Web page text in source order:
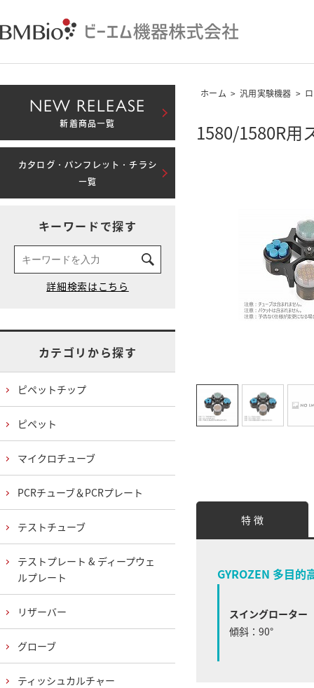
ホーム > 汎用実験機器 >
1580/1580R用
特 徴
GYROZEN 多目
スイングローター
傾斜：90°
NEW RELEASE
新着商品一覧
カタログ・パンフレット・チラシ
一覧
キーワードで探す
カテゴリから探す
ピペットチップ
ピペット
マイクロチューブ
PCRチューブ＆PCRプレート
テストチューブ
テストプレート & ディープウェ
ルプレート
リザーバー
グローブ
ティッシュカルチャー